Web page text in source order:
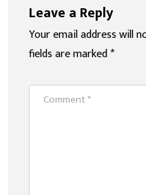
Leave a Reply
Your email address will
fields are marked*